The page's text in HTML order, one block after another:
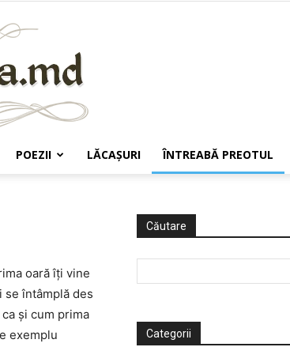
POEZII LĂCAŞURI ÎNTREABĂ PREOTUL
oară îţi vine
se întâmplă des
şi cum prima
exemplu
Căutare
Categorii